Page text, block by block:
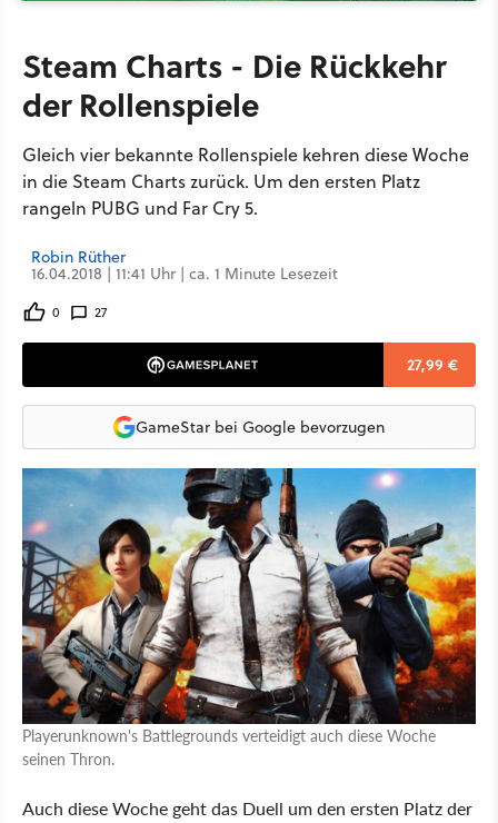
Steam Charts - Die Rückkehr
der Rollenspiele
Gleich vier bekannte Rollenspiele kehren diese Woche
in die Steam Charts zurück. Um den ersten Platz
rangeln PUBG und Far Cry 5.
Robin Rüther
16.04.2018 | 11:41 Uhr | ca. 1 Minute Lesezeit
0 27
27,99 €
GameStar bei Google bevorzugen
Playerunknown's Battlegrounds verteidigt auch diese Woche
seinen Thron.
Auch diese Woche geht das Duell um den ersten Platz der